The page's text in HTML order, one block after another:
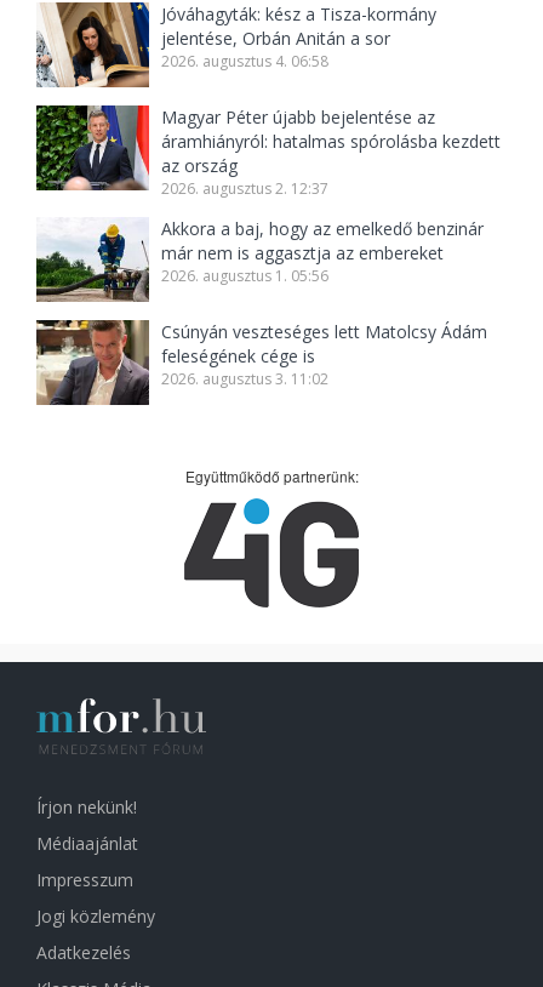
Jóváhagyták: kész a Tisza-kormány
jelentése, Orbán Anitán a sor
2026. augusztus 4. 06:58
Magyar Péter újabb bejelentése az
áramhiányról: hatalmas spórolásba kezdett
az ország
2026. augusztus 2. 12:37
Akkora a baj, hogy az emelkedő benzinár
már nem is aggasztja az embereket
2026. augusztus 1. 05:56
Csúnyán veszteséges lett Matolcsy Ádám
feleségének cége is
2026. augusztus 3. 11:02
Együttműködő partnerünk:
Írjon nekünk!
Médiaajánlat
Impresszum
Jogi közlemény
Adatkezelés